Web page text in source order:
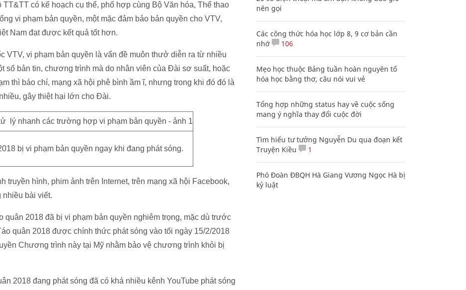
có kế hoạch cụ thể, phố hợp cùng Bộ Văn hóa, Thể thao
vi phạm bản quyền, một mặc đảm bảo bản quyền cho VTV,
Nam đạt được kết quả tốt hơn.
VTV, vi phạm bản quyền là vấn đề muôn thưở diễn ra từ nhiều
số bản tin, chương trình mà do nhân viên của Đài sơ suất, hoặc
thì báo chí, mạng xã hội phê bình ầm ĩ, nhưng trong khi đó đó là
gây thiệt hại lớn cho Đài.
bị vi phạm bản quyền ngay khi đang phát sóng.
truyền hình, phim ảnh trên Internet, trên mạng xã hội Facebook,
nhiều bài viết.
2018 đã bị vi phạm bản quyền nghiêm trọng, mặc dù trước
quân 2018 được chính thức phát sóng vào tối ngày 15/2/2018
Chương trình này tại Mỹ nhằm bảo vệ chương trình khỏi bị
2018 đang phát sóng đã có khá nhiều kênh YouTube phát sóng
nên gọi
Các công thức hóa học lớp 8, 9 cơ bản cần
nhớ
106
Mẹo học thuộc Bảng tuần hoàn nguyên tố
hóa học bằng thơ, câu nói vui vẻ
Tổng hợp những status hay về cuộc sống
mang ý nghĩa thay đổi cuộc đời
Tìm hiểu tư tưởng Nguyễn Du qua đoạn kết
Truyện Kiều
1
Phó Đoàn ĐBQH Hà Giang Vương Ngọc Hà bị
kỷ luật